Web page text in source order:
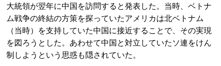
大統領が翌年に中国を訪問すると発表した。当時、ベトナ
ム戦争の終結の方策を探っていたアメリカは北ベトナム
（当時）を支持していた中国に接近することで、その実現
を図ろうとした。あわせて中国と対立していたソ連をけん
制しようという思惑も隠されていた。